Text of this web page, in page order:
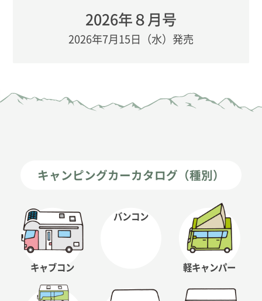
2026年８月号
2026年7月15日（水）発売
キャンピングカーカタログ（種別）
キャブコン
バンコン
軽キャンパー